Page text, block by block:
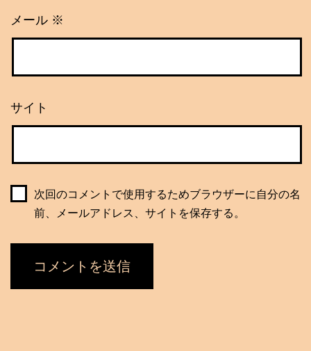
メール ※
サイト
次回のコメントで使用するためブラウザーに自分の名
前、メールアドレス、サイトを保存する。